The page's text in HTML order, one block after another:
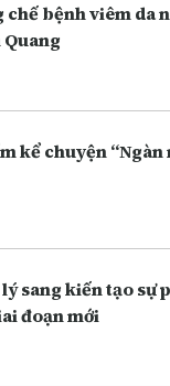
chế bệnh viêm da
kể chuyện “Ngàn
sang kiến tạo sự
đoạn mới